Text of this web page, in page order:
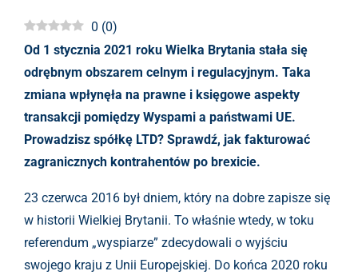
0 (0)
Od 1 stycznia 2021 roku Wielka Brytania stała się
odrębnym obszarem celnym i regulacyjnym. Taka
zmiana wpłynęła na prawne i księgowe aspekty
transakcji pomiędzy Wyspami a państwami UE.
Prowadzisz spółkę LTD? Sprawdź, jak fakturować
zagranicznych kontrahentów po brexicie.
23 czerwca 2016 był dniem, który na dobre zapisze się
w historii Wielkiej Brytanii. To właśnie wtedy, w toku
referendum „wyspiarze” zdecydowali o wyjściu
swojego kraju z Unii Europejskiej. Do końca 2020 roku